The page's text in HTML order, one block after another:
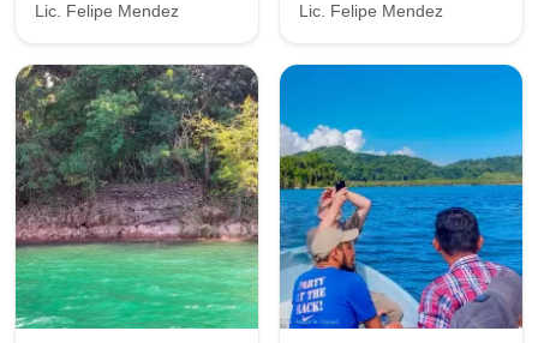
Lic. Felipe Mendez
Lic. Felipe Mendez